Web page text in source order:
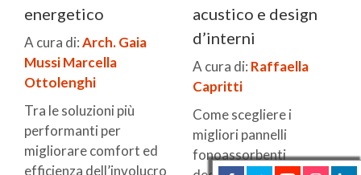
energetico
A cura di:Arch. Gaia
MussiMarcella
Ottolenghi
Tra le soluzioni più
performanti per
migliorare comfort ed
efficienza dell’involucro
acustico e design
d’interni
A cura di: Raffaella
Capritti
Come scegliere i
migliori pannelli
fonoassorbenti